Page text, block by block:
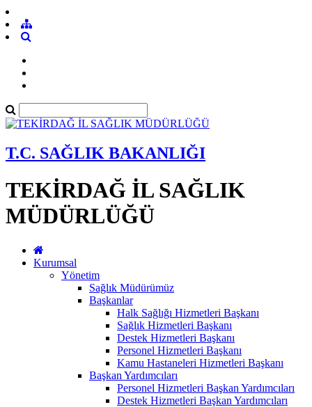
T.C. SAĞLIK BAKANLIĞI
TEKİRDAĞ İL SAĞLIK
MÜDÜRLÜĞÜ
Kurumsal
Yönetim
Sağlık Müdürümüz
Başkanlar
Halk Sağlığı Hizmetleri Başkanı
Sağlık Hizmetleri Başkanı
Destek Hizmetleri Başkanı
Personel Hizmetleri Başkanı
Kamu Hastaneleri Hizmetleri Başkanı
Başkan Yardımcıları
Personel Hizmetleri Başkan Yardımcıları
Destek Hizmetleri Başkan Yardımcıları